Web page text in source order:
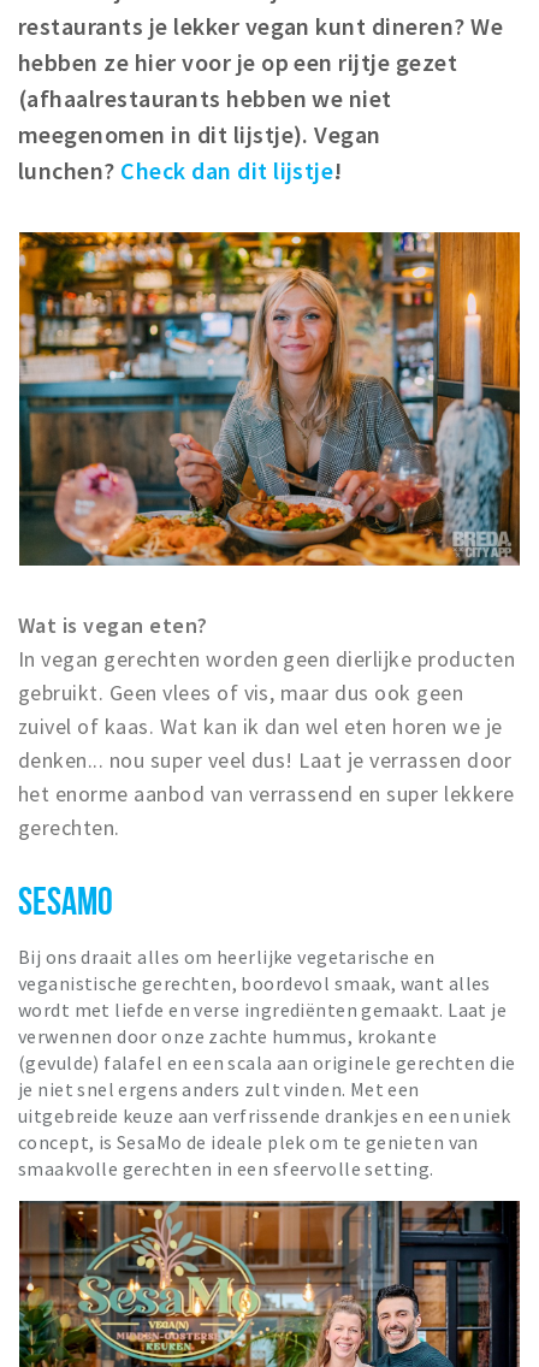
Bezienswaardigheden
Musea, theaters & podia
Uitjes & activiteiten
Toeristische routes
Baroniepoorten
Sport
Privacy
Inloggen
restaurants je lekker vegan kunt dineren? We
hebben ze hier voor je op een rijtje gezet
(afhaalrestaurants hebben we niet
meegenomen in dit lijstje). Vegan
lunchen? Check dan dit lijstje!
Wat is vegan eten?
In vegan gerechten worden geen dierlijke producten
gebruikt. Geen vlees of vis, maar dus ook geen
zuivel of kaas. Wat kan ik dan wel eten horen we je
denken... nou super veel dus! Laat je verrassen door
het enorme aanbod van verrassend en super lekkere
gerechten.
SESAMO
Bij ons draait alles om heerlijke vegetarische en
veganistische gerechten, boordevol smaak, want alles
wordt met liefde en verse ingrediënten gemaakt. Laat je
verwennen door onze zachte hummus, krokante
(gevulde) falafel en een scala aan originele gerechten die
je niet snel ergens anders zult vinden. Met een
uitgebreide keuze aan verfrissende drankjes en een uniek
concept, is SesaMo de ideale plek om te genieten van
smaakvolle gerechten in een sfeervolle setting.